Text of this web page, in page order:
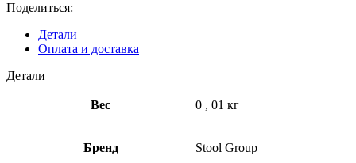
велюр
капучино
опора
черный
муар
Поделиться:
Детали
Оплата и доставка
Детали
Вес 0 , 01 кг
Бренд Stool Group